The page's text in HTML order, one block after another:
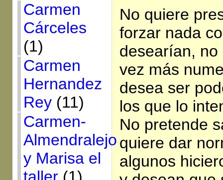
Carmen
Cárceles
(1)
Carmen
Hernandez
Rey(11)
Carmen-
Almendralejo
y Marisa el
No quiere
forzar nada
desearían,
vez más
desea ser
los que lo
No pretende
quiere dar
algunos